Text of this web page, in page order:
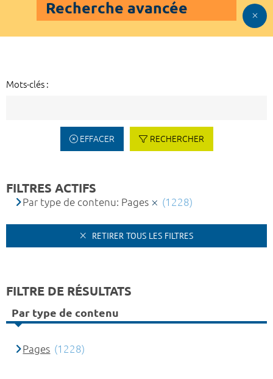
Recherche avancée
Mots-clés :
EFFACER RECHERCHER
FILTRES ACTIFS
Par type de contenu: Pages (1228)
RETIRER TOUS LES FILTRES
FILTRE DE RÉSULTATS
Par type de contenu
Pages (1228)